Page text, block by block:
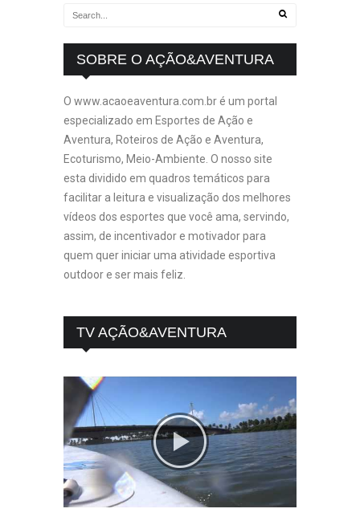
SOBRE O AÇÃO&AVENTURA
O www.acaoeaventura.com.br é um portal
especializado em Esportes de Ação e
Aventura, Roteiros de Ação e Aventura,
Ecoturismo, Meio-Ambiente. O nosso site
esta dividido em quadros temáticos para
facilitar a leitura e visualização dos melhores
vídeos dos esportes que você ama, servindo,
assim, de incentivador e motivador para
quem quer iniciar uma atividade esportiva
outdoor e ser mais feliz.
TV AÇÃO&AVENTURA